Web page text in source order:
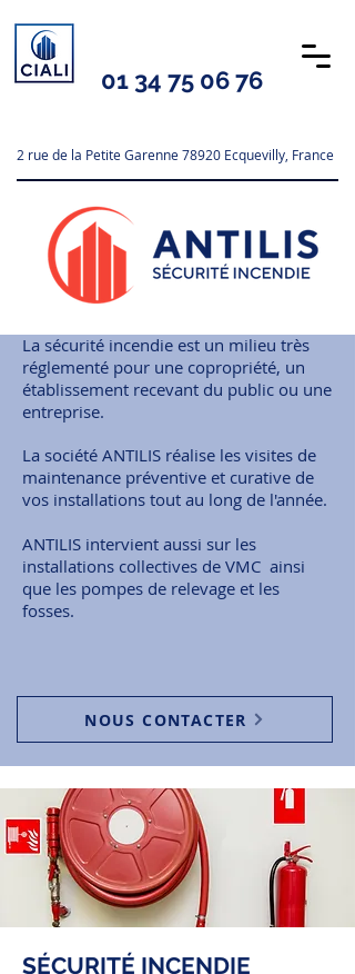
01 34 75 06 76
2 rue de la Petite Garenne 78920 Ecquevilly, France
La sécurité incendie est un milieu très
réglementé pour une copropriété, un
établissement recevant du public ou une
entreprise.
La société ANTILIS réalise les visites de
maintenance préventive et curative de
vos installations tout au long de l'année.
ANTILIS intervient aussi sur les
installations collectives de VMC ainsi
que les pompes de relevage et les
fosses.
NOUS CONTACTER
SÉCURITÉ INCENDIE